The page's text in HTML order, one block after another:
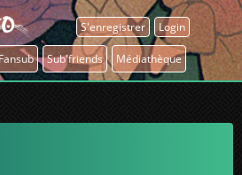
S'enregistrer Login
Sub'friends Médiathèque